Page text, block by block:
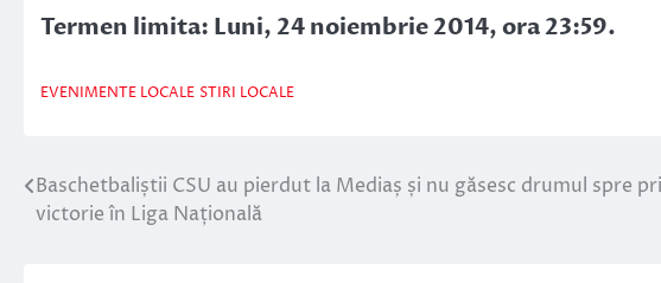
Termen limita: Luni, 24 noiembrie 2014, ora 23:59.
EVENIMENTE LOCALE STIRI LOCALE
Navigare
Baschetbaliștii CSU au pierdut la Mediaș și nu găsesc drumul spre
victorie în Liga Națională